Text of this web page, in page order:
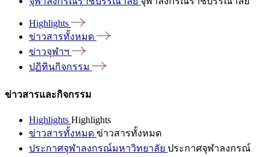
Highlights
ข่าวสารทั้งหมด
ข่าวจุฬาฯ
ปฏิทินกิจกรรม
ข่าวสารและกิจกรรม
Highlights Highlights
ข่าวสารทั้งหมด ข่าวสารทั้งหมด
ประกาศจุฬาลงกรณ์มหาวิทยาลัย ประกาศจุฬาลงกรณ์